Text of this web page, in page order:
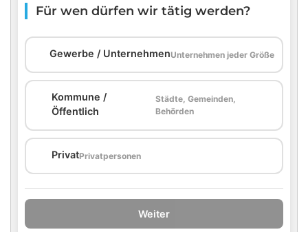
Für wen dürfen wir tätig werden?
Gewerbe / UnternehmenUnternehmen jeder Größe
Kommune /
Öffentlich
Städte, Gemeinden,
Behörden
PrivatPrivatpersonen
Weiter